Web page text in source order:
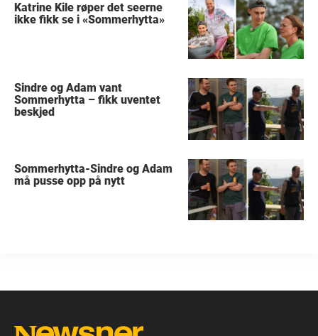
Katrine Kile røper det seerne
ikke fikk se i «Sommerhytta»
Sindre og Adam vant
Sommerhytta – fikk uventet
beskjed
Sommerhytta-Sindre og Adam
må pusse opp på nytt